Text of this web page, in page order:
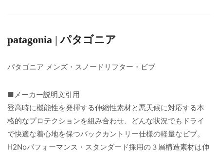
patagonia | パタゴニア
パタゴニア メンズ・スノードリフター・ビブ
■メーカー説明文引用
登高時に機能性を発揮する伸縮性素材と悪天候に対応する本
格的なプロテクションを組み合わせ、どんな状況でもドライ
で快適な着心地を保つバックカントリー仕様の軽量なビブ。
H2Noパフォーマンス・スタンダード採用の３層構造素材は伸